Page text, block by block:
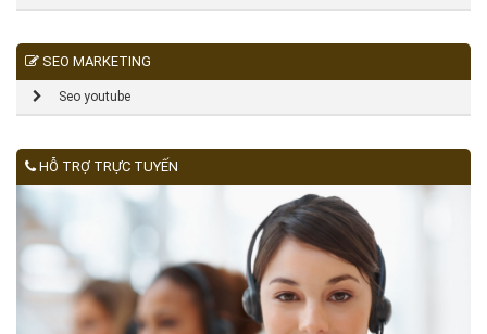
SEO MARKETING
Seo youtube
HỖ TRỢ TRỰC TUYẾN